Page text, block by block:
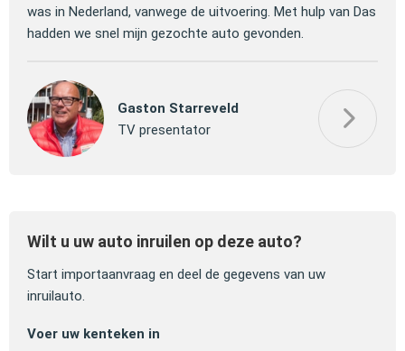
was in Nederland, vanwege de uitvoering. Met hulp van Das
hadden we snel mijn gezochte auto gevonden.
Gaston Starreveld
TV presentator
Wilt u uw auto inruilen op deze auto?
Start importaanvraag en deel de gegevens van uw
inruilauto.
Voer uw kenteken in